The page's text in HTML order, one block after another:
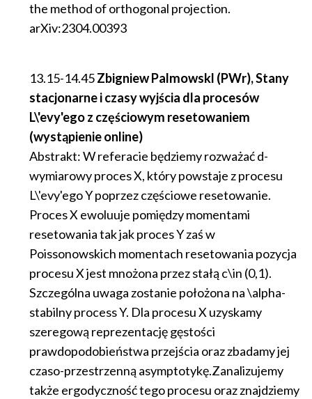
the method of orthogonal projection.
arXiv:2304.00393
13.15-14.45Zbigniew Palmowskl (PWr), Stany
stacjonarne i czasy wyjścia dla procesów
L\'evy'ego z częściowym resetowaniem
(wystąpienie online)
​Abstrakt: W referacie będziemy rozważać d-
wymiarowy proces X, który powstaje z procesu
L\'evy'ego Y poprzez częściowe resetowanie.
Proces X ewoluuje pomiędzy momentami
resetowania tak jak proces Y zaś w
Poissonowskich momentach resetowania pozycja
procesu X jest mnożona przez stałą c\in (0,1).
Szczególna uwaga zostanie położona na \alpha-
stabilny process Y. Dla procesu X uzyskamy
szeregową reprezentację gęstości
prawdopodobieństwa przejścia oraz zbadamy jej
czaso-przestrzenną asymptotykę.Zanalizujemy
także ergodyczność tego procesu oraz znajdziemy